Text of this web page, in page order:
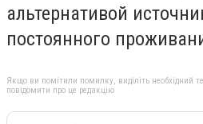
альтернативой
постоянного
Якщо ви помітили помилку, виділіть необхідний
повідомити про це редакцію